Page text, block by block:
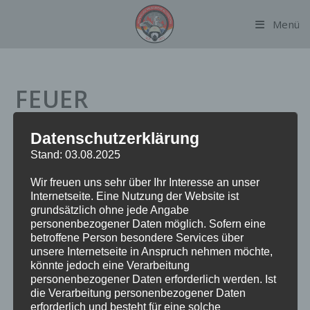
Menü
FEUER
BRANDMELDEANLAGE
INTERNER MELDER
Datum:29. Januar 2023 um 3:05 Uhr
Alarmierungsart:TME
Einsatzart:FEUBMAIM
Einsatzort:Jahnring
Fahrzeuge:FF Alsterdorf
Weitere Kräfte:BF Alsterdorf, Polizei
Datenschutzerklärung
Stand: 03.08.2025
Wir freuen uns sehr über Ihr Interesse an unser
Internetseite. Eine Nutzung der Website ist
grundsätzlich ohne jede Angabe
personenbezogener Daten möglich. Sofern eine
betroffene Person besondere Services über
unsere Internetseite in Anspruch nehmen möchte,
könnte jedoch eine Verarbeitung
personenbezogener Daten erforderlich werden. Ist
die Verarbeitung personenbezogener Daten
erforderlich und besteht für eine solche